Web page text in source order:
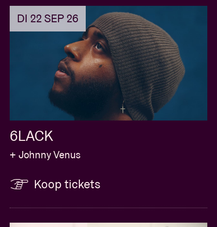
DI 22 SEP 26
6LACK
+ Johnny Venus
Koop tickets